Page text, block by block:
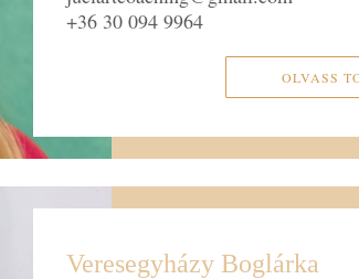
+36 30 094 9964
OLVASS
Veresegyházy Boglárka